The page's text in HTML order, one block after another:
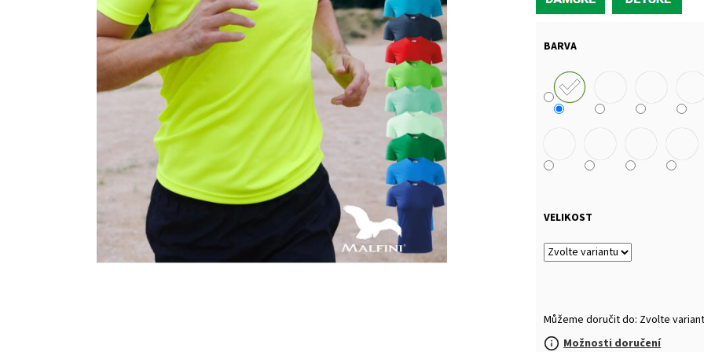
BARVA
VELIKOST
Můžeme doručit do: Zvolte
Možnosti doručení
VOLNÝ STŘIH
106 Kč
160 G, 100% BAVLNA, SILIKONOVÁ ÚPRAVA
92 Kč